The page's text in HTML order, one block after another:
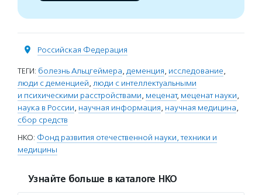
Российская Федерация
ТЕГИ: болезнь Альцгеймера, деменция, исследование,
люди с деменцией, люди с интеллектуальными
и психическими расстройствами, меценат, меценат науки,
наука в России, научная информация, научная медицина,
сбор средств
НКО: Фонд развития отечественной науки, техники и
медицины
Узнайте больше в каталоге НКО